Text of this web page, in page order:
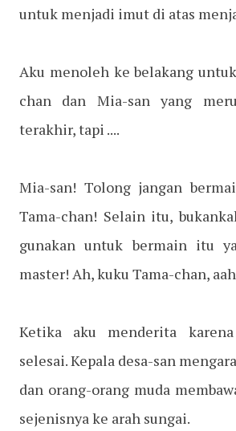
untuk menjadi imut di atas
Aku menoleh ke belakang
chan dan Mia-san yang
terakhir, tapi ....
Mia-san! Tolong jangan
Tama-chan! Selain itu,
gunakan untuk bermain itu
master! Ah, kuku Tama-chan,
Ketika aku menderita
selesai. Kepala desa-san
dan orang-orang muda
sejenisnya ke arah sungai.